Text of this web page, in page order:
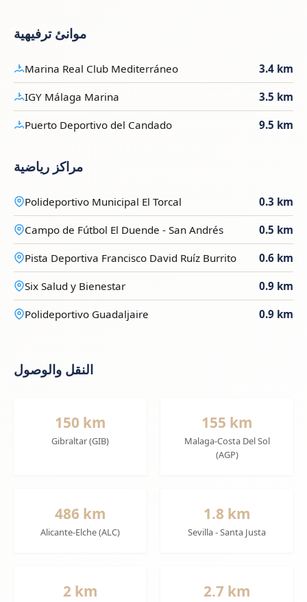
موانئ ترفيهية
Marina Real Club Mediterráneo 3.4 km
IGY Málaga Marina 3.5 km
Puerto Deportivo del Candado 9.5 km
مراكز رياضية
Polideportivo Municipal El Torcal 0.3 km
Campo de Fútbol El Duende - San Andrés 0.5 km
Pista Deportiva Francisco David Ruíz Burrito 0.6 km
Six Salud y Bienestar 0.9 km
Polideportivo Guadaljaire 0.9 km
النقل والوصول
150 km
Gibraltar (GIB)
155 km
Malaga-Costa Del Sol
(AGP)
486 km
Alicante-Elche (ALC)
1.8 km
Sevilla - Santa Justa
2 km 2.7 km